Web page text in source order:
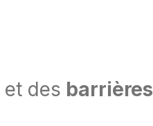
et des barrières